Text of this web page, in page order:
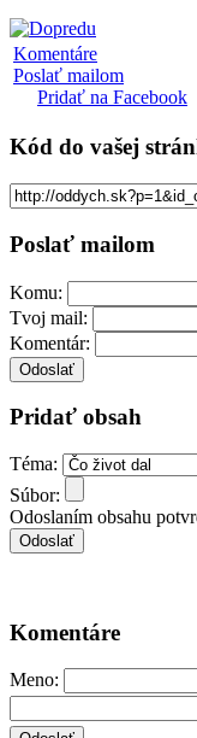
Komentáre
Poslať mailom
Pridať na Facebook
Kód do vašej
Poslať mailom
Komu:
Tvoj mail:
Komentár:
Pridať obsah
Téma:
Súbor:
Odoslaním obsahu
Komentáre
Meno: